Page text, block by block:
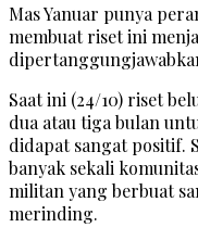
Mas Yanuar punya
membuat riset ini
Saat ini (24/10) riset
dua atau tiga bulan
didapat sangat positif.
banyak sekali
militan yang berbuat
merinding.